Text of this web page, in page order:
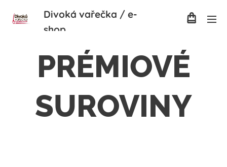
Divoká vařečka / e-
shop
PRÉMIOVÉ
SUROVINY